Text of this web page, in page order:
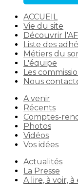
ACCUEIL
Vie du site
Découvrir
Liste des
Métiers du
L'équipe
Les
Nous
A venir
Récents
Comptes-
Photos
Vidéos
Vos idées
Actualités
La Presse
A lire, à voir, à